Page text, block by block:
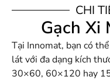
CHI
Gạch Xi
Tại Innomat, bạn có
lát với đa dạng kích
30×60, 60×120 hay